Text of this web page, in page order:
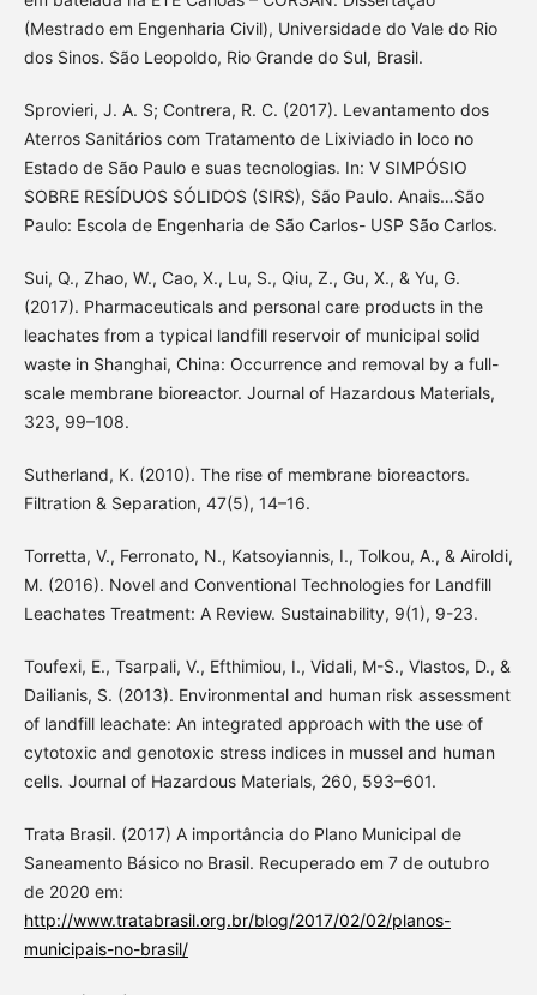
(Mestrado em Engenharia Civil), Universidade do Vale do Rio
dos Sinos. São Leopoldo, Rio Grande do Sul, Brasil.
Sprovieri, J. A. S; Contrera, R. C. (2017). Levantamento dos
Aterros Sanitários com Tratamento de Lixiviado in loco no
Estado de São Paulo e suas tecnologias. In: V SIMPÓSIO
SOBRE RESÍDUOS SÓLIDOS (SIRS), São Paulo. Anais…São
Paulo: Escola de Engenharia de São Carlos- USP São Carlos.
Sui, Q., Zhao, W., Cao, X., Lu, S., Qiu, Z., Gu, X., & Yu, G.
(2017). Pharmaceuticals and personal care products in the
leachates from a typical landfill reservoir of municipal solid
waste in Shanghai, China: Occurrence and removal by a full-
scale membrane bioreactor. Journal of Hazardous Materials,
323, 99–108.
Sutherland, K. (2010). The rise of membrane bioreactors.
Filtration & Separation, 47(5), 14–16.
Torretta, V., Ferronato, N., Katsoyiannis, I., Tolkou, A., & Airoldi,
M. (2016). Novel and Conventional Technologies for Landfill
Leachates Treatment: A Review. Sustainability, 9(1), 9-23.
Toufexi, E., Tsarpali, V., Efthimiou, I., Vidali, M-S., Vlastos, D., &
Dailianis, S. (2013). Environmental and human risk assessment
of landfill leachate: An integrated approach with the use of
cytotoxic and genotoxic stress indices in mussel and human
cells. Journal of Hazardous Materials, 260, 593–601.
Trata Brasil. (2017) A importância do Plano Municipal de
Saneamento Básico no Brasil. Recuperado em 7 de outubro
de 2020 em:
http://www.tratabrasil.org.br/blog/2017/02/02/planos-
municipais-no-brasil/